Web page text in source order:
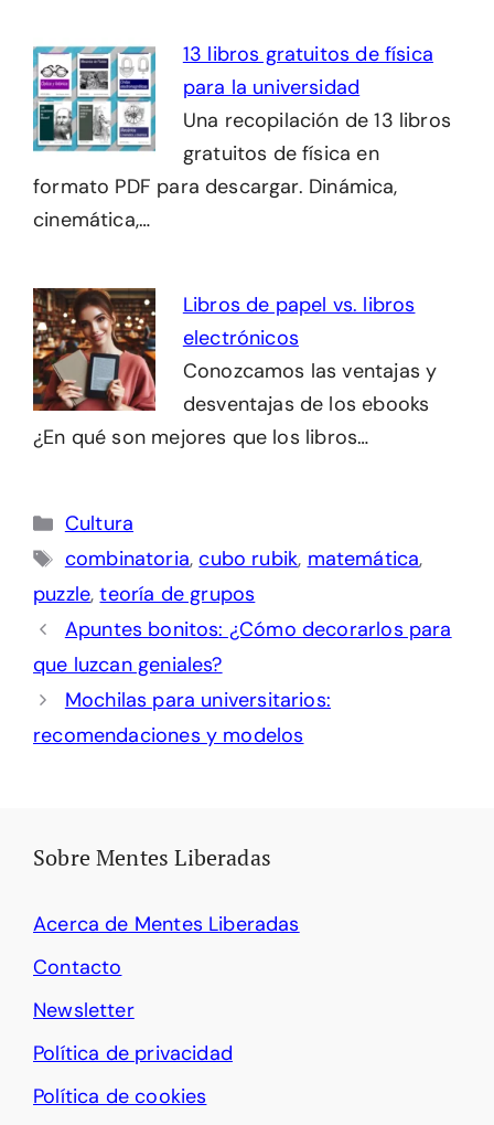
13 libros gratuitos de física
para la universidad
Una recopilación de 13 libros
gratuitos de física en
formato PDF para descargar. Dinámica,
cinemática,…
Libros de papel vs. libros
electrónicos
Conozcamos las ventajas y
desventajas de los ebooks
¿En qué son mejores que los libros…
Categorías
Cultura
Etiquetas
combinatoria,cubo rubik, matemática,
puzzle,teoría de grupos
Apuntes bonitos: ¿Cómo decorarlos para
que luzcan geniales?
Mochilas para universitarios:
recomendaciones y modelos
Sobre Mentes Liberadas
Acerca de Mentes Liberadas
Contacto
Newsletter
Política de privacidad
Política de cookies